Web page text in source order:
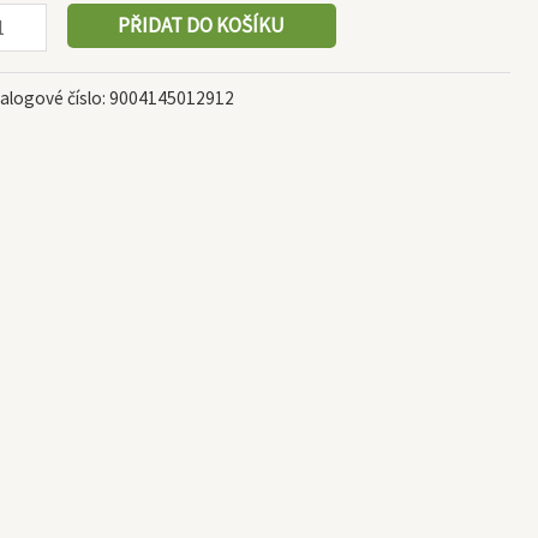
PŘIDAT DO KOŠÍKU
číslo: 9004145012912